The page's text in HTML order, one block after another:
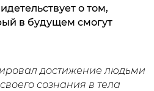
о том,
в будущем смогут
достижение людьми
сознания в тела